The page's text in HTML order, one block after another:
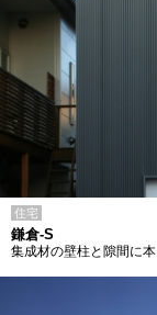
住宅
鎌倉-S
集成材の壁柱と隙間に